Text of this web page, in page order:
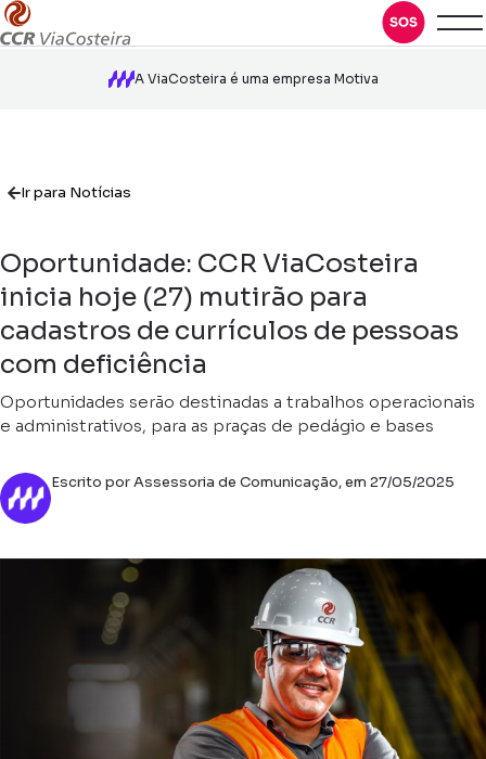
A ViaCosteira é uma empresa Motiva
Ir para Notícias
Oportunidade: CCR ViaCosteira
inicia hoje (27) mutirão para
cadastros de currículos de pessoas
com deficiência
Oportunidades serão destinadas a trabalhos operacionais
e administrativos, para as praças de pedágio e bases
Escrito por Assessoria de Comunicação, em 27/05/2025